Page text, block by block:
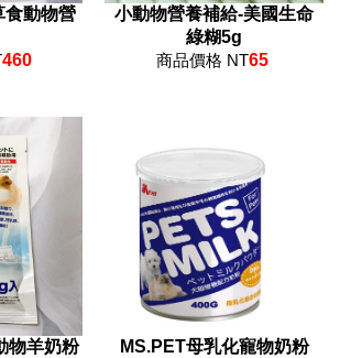
食動物營
460
小動物營養補給-美國生命
綠糊5g
商品價格 NT65
物羊奶粉
MS.PET母乳化寵物奶粉